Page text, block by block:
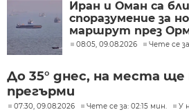
Иран и Оман са
споразумение за
маршрут през
08:05, 09.08.2026 Чете се
До 35° днес, на места ще
прегърми
07:30, 09.08.2026 Чете се за: 02:15 мин. У